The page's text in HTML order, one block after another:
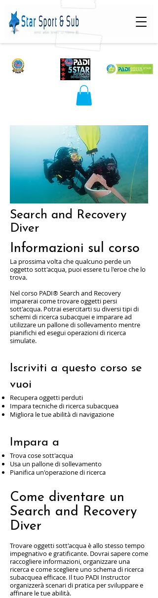
Search and Recovery
Diver
Informazioni sul corso
La prossima volta che qualcuno perde un
oggetto sott'acqua, puoi essere tu l'eroe che lo
trova.
Nel corso PADI® Search and Recovery
imparerai come trovare oggetti persi
sott'acqua. Potrai esercitarti su diversi tipi di
schemi di ricerca subacquei e imparare ad
utilizzare un pallone di sollevamento mentre
pianifichi ed esegui operazioni di ricerca
simulate.
Iscriviti a questo corso se
vuoi
Recupera oggetti perduti
Impara tecniche di ricerca subacquea
Migliora le tue abilità di navigazione
Impara a
Trova cose sott'acqua
Usa un pallone di sollevamento
Pianifica un'operazione di ricerca
Come diventare un
Search and Recovery
Diver
Trovare oggetti sott'acqua è allo stesso tempo
impegnativo e gratificante. Dovrai sapere come
raccogliere informazioni, organizzare una
ricerca e come scegliere uno schema di ricerca
subacquea efficace. Il tuo PADI Instructor
organizzerà scenari di pratica per sviluppare e
affinare le tue abilità.